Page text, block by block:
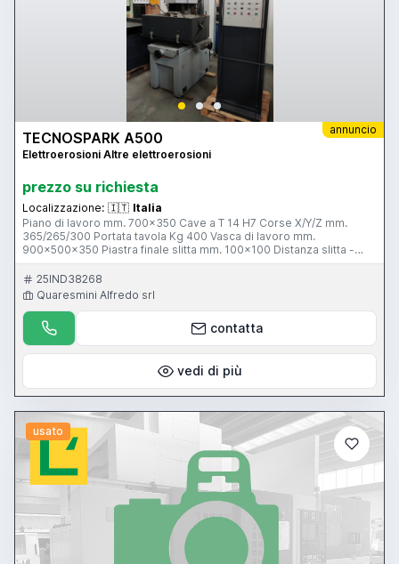
annuncio
TECNOSPARK A500
Elettroerosioni Altre elettroerosioni
prezzo su richiesta
Localizzazione: 🇮🇹 Italia
Piano di lavoro mm. 700x350 Cave a T 14 H7 Corse X/Y/Z mm.
365/265/300 Portata tavola Kg 400 Vasca di lavoro mm.
900x500x350 Piastra finale slitta mm. 100x100 Distanza slitta -
tavola mm. 600 peso elettrodo Kg 200 Contenitore dielettrico lt.
300 Peso complessivo Kg 1800 Corrente generatore A50
Tensione di lavoro V 50-100-200 Asportazione in sgrossatura
mm³/1' 450 Usura minima ottenibile < 0,5% Rugosità superfinitura
Ra 0,4 Potenza assorbita massima VA 4000 Rotazione angolo testa
0-90°
25IND38268
Quaresmini Alfredo srl
contatta
vedi di più
usato